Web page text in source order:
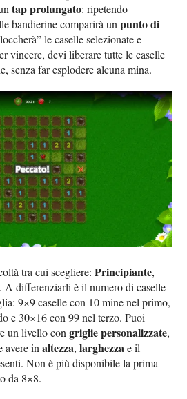
tap prolungato: ripetendo
bandierine comparirà unpunto di
le caselle selezionate e
vincere, devi liberare tutte le caselle
senza far esplodere alcuna mina.
tra cui scegliere:Principiante,
. A differenziarli è il numero di caselle
9×9 caselle con 10 mine nel primo,
e 30×16 con 99 nel terzo. Puoi
un livello congriglie personalizzate,
avere inaltezza,larghezzae il
Non è più disponibile la prima
da 8×8.